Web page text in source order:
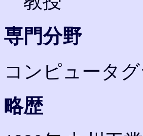
専門分野
コンピュータ
略歴